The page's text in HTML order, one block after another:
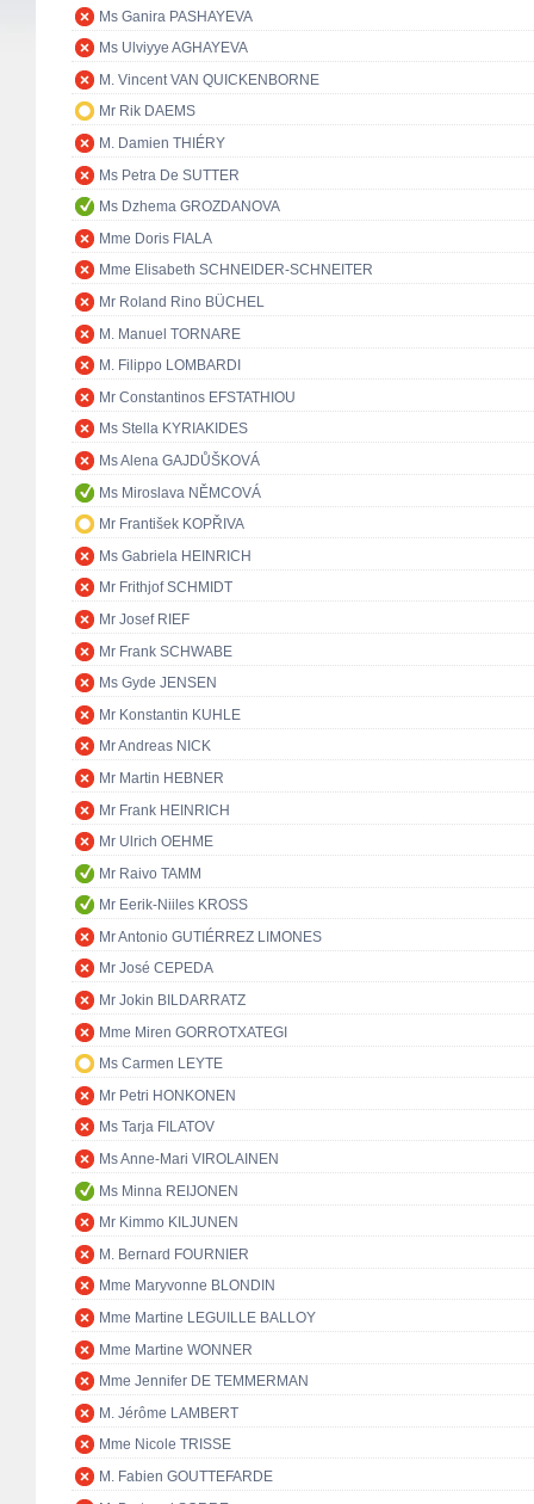
Ms Ganira PASHAYEVA
Ms Ulviyye AGHAYEVA
M. Vincent VAN QUICKENBORNE
Mr Rik DAEMS
M. Damien THIÉRY
Ms Petra De SUTTER
Ms Dzhema GROZDANOVA
Mme Doris FIALA
Mme Elisabeth SCHNEIDER-SCHNEITER
Mr Roland Rino BÜCHEL
M. Manuel TORNARE
M. Filippo LOMBARDI
Mr Constantinos EFSTATHIOU
Ms Stella KYRIAKIDES
Ms Alena GAJDŮŠKOVÁ
Ms Miroslava NĚMCOVÁ
Mr František KOPŘIVA
Ms Gabriela HEINRICH
Mr Frithjof SCHMIDT
Mr Josef RIEF
Mr Frank SCHWABE
Ms Gyde JENSEN
Mr Konstantin KUHLE
Mr Andreas NICK
Mr Martin HEBNER
Mr Frank HEINRICH
Mr Ulrich OEHME
Mr Raivo TAMM
Mr Eerik-Niiles KROSS
Mr Antonio GUTIÉRREZ LIMONES
Mr José CEPEDA
Mr Jokin BILDARRATZ
Mme Miren GORROTXATEGI
Ms Carmen LEYTE
Mr Petri HONKONEN
Ms Tarja FILATOV
Ms Anne-Mari VIROLAINEN
Ms Minna REIJONEN
Mr Kimmo KILJUNEN
M. Bernard FOURNIER
Mme Maryvonne BLONDIN
Mme Martine LEGUILLE BALLOY
Mme Martine WONNER
Mme Jennifer DE TEMMERMAN
M. Jérôme LAMBERT
Mme Nicole TRISSE
M. Fabien GOUTTEFARDE